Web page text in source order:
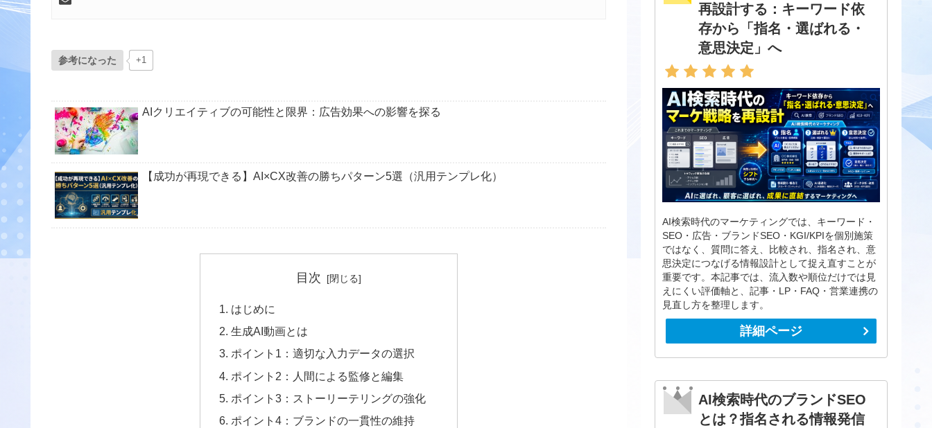
参考になった +1
AIクリエイティブの可能性と限界：広告効果への影響を探る
【成功が再現できる】AI×CX改善の勝ちパターン5選（汎用テンプレ化）
目次
はじめに
生成AI動画とは
ポイント1：適切な入力データの選択
ポイント2：人間による監修と編集
ポイント3：ストーリーテリングの強化
ポイント4：ブランドの一貫性の維持
再設計する：キーワード依
存から「指名・選ばれる・
意思決定」へ
AI検索時代のマーケティングでは、キーワード・
SEO・広告・ブランドSEO・KGI/KPIを個別施策
ではなく、質問に答え、比較され、指名され、意
思決定につなげる情報設計として捉え直すことが
重要です。本記事では、流入数や順位だけでは見
えにくい評価軸と、記事・LP・FAQ・営業連携の
見直し方を整理します。
詳細ページ
AI検索時代のブランドSEO
とは？指名される情報発信